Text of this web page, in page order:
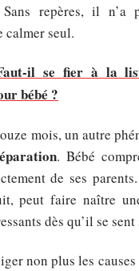
repères, il n’a
calmer seul.
il se fier à la
bébé ?
mois, un autre
. Bébé
de ses
peut faire naître
dès qu’il se
non plus les causes